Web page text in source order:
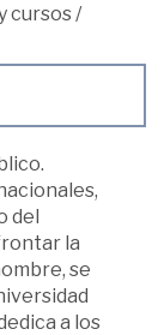
cursos /
del
la
se
a los